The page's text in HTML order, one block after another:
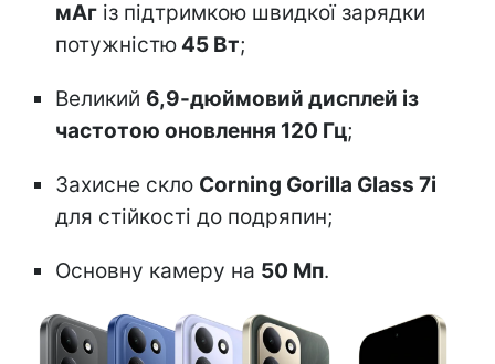
мАг із підтримкою швидкої зарядки
потужністю 45 Вт;
Великий 6,9-дюймовий дисплей із
частотою оновлення 120 Гц;
Захисне скло Corning Gorilla Glass 7i
для стійкості до подряпин;
Основну камеру на 50 Мп.